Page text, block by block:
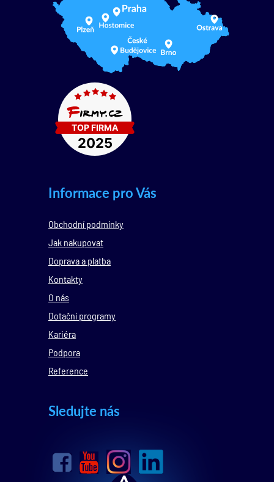
Informace pro Vás
Obchodní podmínky
Jak nakupovat
Doprava a platba
Kontakty
O nás
Dotační programy
Kariéra
Podpora
Reference
Sledujte nás